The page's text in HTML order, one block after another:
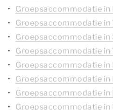
Groepsaccommodatie in
Groepsaccommodatie in
Groepsaccommodatie in
Groepsaccommodatie in
Groepsaccommodatie in
Groepsaccommodatie in
Groepsaccommodatie in
Groepsaccommodatie in